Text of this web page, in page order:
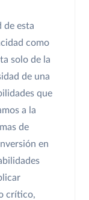
de esta
como
solo de la
de una
que
a la
de
en
crítico,